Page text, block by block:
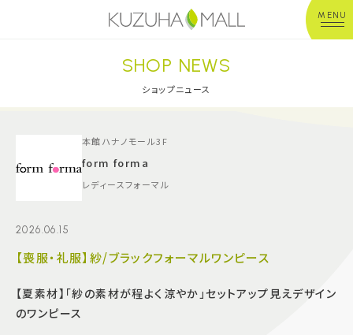
MENU
年中無休平 日：10:00~20:00
※店舗により異なる
ショップガイド
グルメ＆フード
SHOP NEWS
ショップニュース
本館ハナノモール3F
form forma
レディースフォーマル
2026.06.15
【喪服・礼服】紗/ブラックフォーマルワンピース
【夏素材】「紗の素材が程よく涼やか」セットアップ見えデザイン
のワンピース